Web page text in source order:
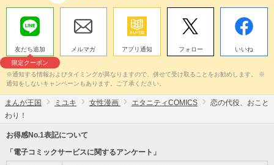
友だち追加
限定クーポン
メルマガ アプリ通知 フォロー いいね
※通知する情報およびタイミングが異なりますので、併せて受け取ることをお勧めします。 ※
通知をしないキャンペーンもあります。ご了承ください。
まんが王国 ミユキ 女性漫画 エタニティCOMICS
恋の代役、おこと
わり！
お得感No.1表記について
「電子コミックサービスに関するアンケート」